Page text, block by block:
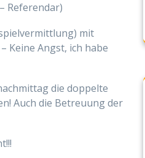
Referendar)
mit
Keine Angst, ich habe
die doppelte
Auch die Betreuung der